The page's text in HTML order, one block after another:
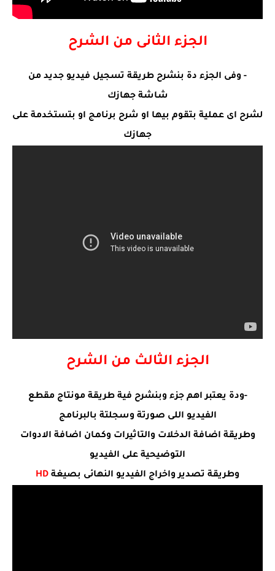
الجزء الثانى من الشرح
- وفى الجزء دة بنشرح طريقة تسجيل فيديو جديد من
شاشة جهازك
لشرح اى عملية بتقوم بيها او شرح برنامج او بتستخدمة على
جهازك
الجزء الثالث من الشرح
-ودة يعتبر اهم جزء وبنشرح فية طريقة مونتاج مقطع
الفيديو اللى صورتة وسجلتة بالبرنامج
وطريقة اضافة الدخلات والتاثيرات وكمان اضافة الادوات
التوضيحية على الفيديو
وطريقة تصدير واخراج الفيديو النهائى بصيغة HD